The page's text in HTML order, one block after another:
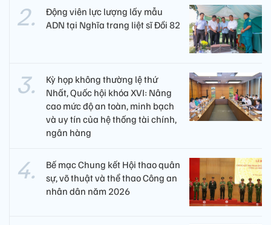
Động viên lực lượng lấy mẫu
ADN tại Nghĩa trang liệt sĩ Đồi 82​
Kỳ họp không thường lệ thứ
Nhất, Quốc hội khóa XVI: Nâng
cao mức độ an toàn, minh bạch
và uy tín của hệ thống tài chính,
ngân hàng
Bế mạc Chung kết Hội thao quân
sự, võ thuật và thể thao Công an
nhân dân năm 2026